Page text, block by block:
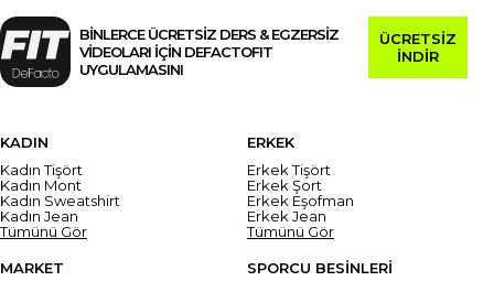
BİNLERCE ÜCRETSİZ DERS & EGZERSİZ
VİDEOLARI İÇİN DEFACTOFIT
UYGULAMASINI
ÜCRETSİZ
İNDİR
KADIN
Kadın Tişört
Kadın Mont
Kadın Sweatshirt
Kadın Jean
Tümünü Gör
ERKEK
Erkek Tişört
Erkek Şort
Erkek Eşofman
Erkek Jean
Tümünü Gör
MARKET
SPORCU BESİNLERİ